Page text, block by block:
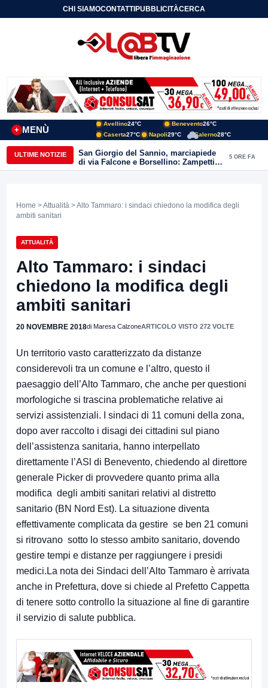
CHI SIAMOCONTATTIPUBBLICITÀCERCA
MENÙ
+
Avellino24°C Benevento26°C
Caserta27°C Napoli29°C Salerno28°C
ULTIME NOTIZIE
San Giorgio del Sannio, marciapiede
di via Falcone e Borsellino: Zampetti e
Lombardi replicano alle polemiche
5 ORE FA
Home >Attualità > Alto Tammaro: i sindaci chiedono la modifica degli
ambiti sanitari
ATTUALITÀ
Alto Tammaro: i sindaci
chiedono la modifica degli
ambiti sanitari
20 NOVEMBRE 2018di Maresa CalzoneARTICOLO VISTO 272 VOLTE
Un territorio vasto caratterizzato da distanze
considerevoli tra un comune e l’altro, questo il
paesaggio dell’Alto Tammaro, che anche per questioni
morfologiche si trascina problematiche relative ai
servizi assistenziali. I sindaci di 11 comuni della zona,
dopo aver raccolto i disagi dei cittadini sul piano
dell’assistenza sanitaria, hanno interpellato
direttamente l’ASl di Benevento, chiedendo al direttore
generale Picker di provvedere quanto prima alla
modifica degli ambiti sanitari relativi al distretto
sanitario (BN Nord Est). La situazione diventa
effettivamente complicata da gestire se ben 21 comuni
si ritrovano sotto lo stesso ambito sanitario, dovendo
gestire tempi e distanze per raggiungere i presidi
medici.La nota dei Sindaci dell’Alto Tammaro è arrivata
anche in Prefettura, dove si chiede al Prefetto Cappetta
di tenere sotto controllo la situazione al fine di garantire
il servizio di salute pubblica.